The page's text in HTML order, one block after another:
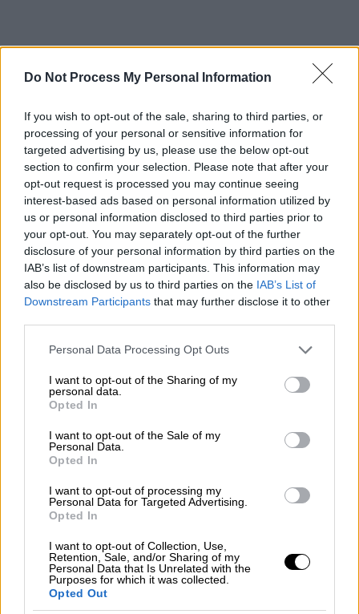
Do Not Process My Personal Information
If you wish to opt-out of the sale, sharing to third parties, or
processing of your personal or sensitive information for
targeted advertising by us, please use the below opt-out
section to confirm your selection. Please note that after your
opt-out request is processed you may continue seeing
interest-based ads based on personal information utilized by
us or personal information disclosed to third parties prior to
your opt-out. You may separately opt-out of the further
disclosure of your personal information by third parties on the
IAB’s list of downstream participants. This information may
also be disclosed by us to third parties on the IAB’s List of
Downstream Participants that may further disclose it to other
Please note that this website/app uses one or more Google
not limited to your visit or usage behaviour. You may click to
grant or deny consent to Google and its third-party tags to
use your data for below specified purposes in below Google
consent section.
Personal Data Processing Opt Outs
I want to opt-out of the Sharing of my
personal data.
Opted In
I want to opt-out of the Sale of my
Personal Data.
Opted In
I want to opt-out of processing my
Personal Data for Targeted Advertising.
Opted In
I want to opt-out of Collection, Use,
Retention, Sale, and/or Sharing of my
Personal Data that Is Unrelated with the
Purposes for which it was collected.
Opted Out
ΟΤραμππροηγείται στις δημοσκοπήσεις της
πολιτείας, οπότε πιθανή επιλογή του κ. Κέλι
θα μπορούσε να ενισχύσει τη δημοτικότητα
Δημοκρατικών
σε μια κρίσιμη στιγμή
Βουλής των Αντιπροσώπων Γκάμπι
Γκίφορντς, η οποία τραυματίστηκε σοβαρά
το 2011 σε μαζικόπυροβολισμό στην
Αριζόνα. Με τη βία των όπλων να αποτελεί
μείζον θέμα της προεκλογικής εκστρατείας
των Δημοκρατικών, η προσωπική ιστορία
του κ. Κέλι θα μπορούσε να έχει απήχηση
Κυβερνήτης του Μίσιγκαν Γκρέτσεν
Γουίτμερ